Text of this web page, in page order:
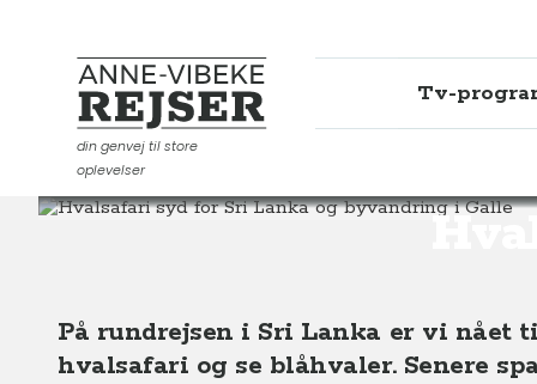
Anne-Vibeke Rejser
din genvej til store
oplevelser
Tv-
Destinationer
På rundrejsen i Sri Lanka er vi nået
hvalsafari og se blåhvaler. Senere